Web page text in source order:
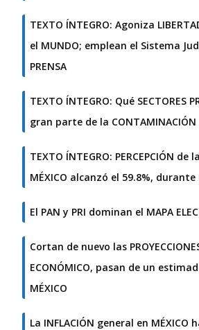
TEXTO ÍNTEGRO: Agoniza
el MUNDO; emplean el Sistema
PRENSA
TEXTO ÍNTEGRO: Qué SECTORES
gran parte de la CONTAMINACIÓN
TEXTO ÍNTEGRO: PERCEPCIÓN de
MÉXICO alcanzó el 59.8%,
El PAN y PRI dominan el MAPA
Cortan de nuevo las
ECONÓMICO, pasan de un
MÉXICO
La INFLACIÓN general en MÉXICO